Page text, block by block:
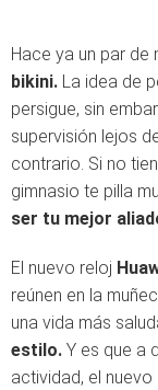
Hace ya un par de
bikini. La idea de
persigue, sin
supervisión lejos
contrario. Si no
gimnasio te pilla
ser tu mejor
El nuevo reloj
reúnen en la
una vida más
estilo. Y es que a
actividad, el